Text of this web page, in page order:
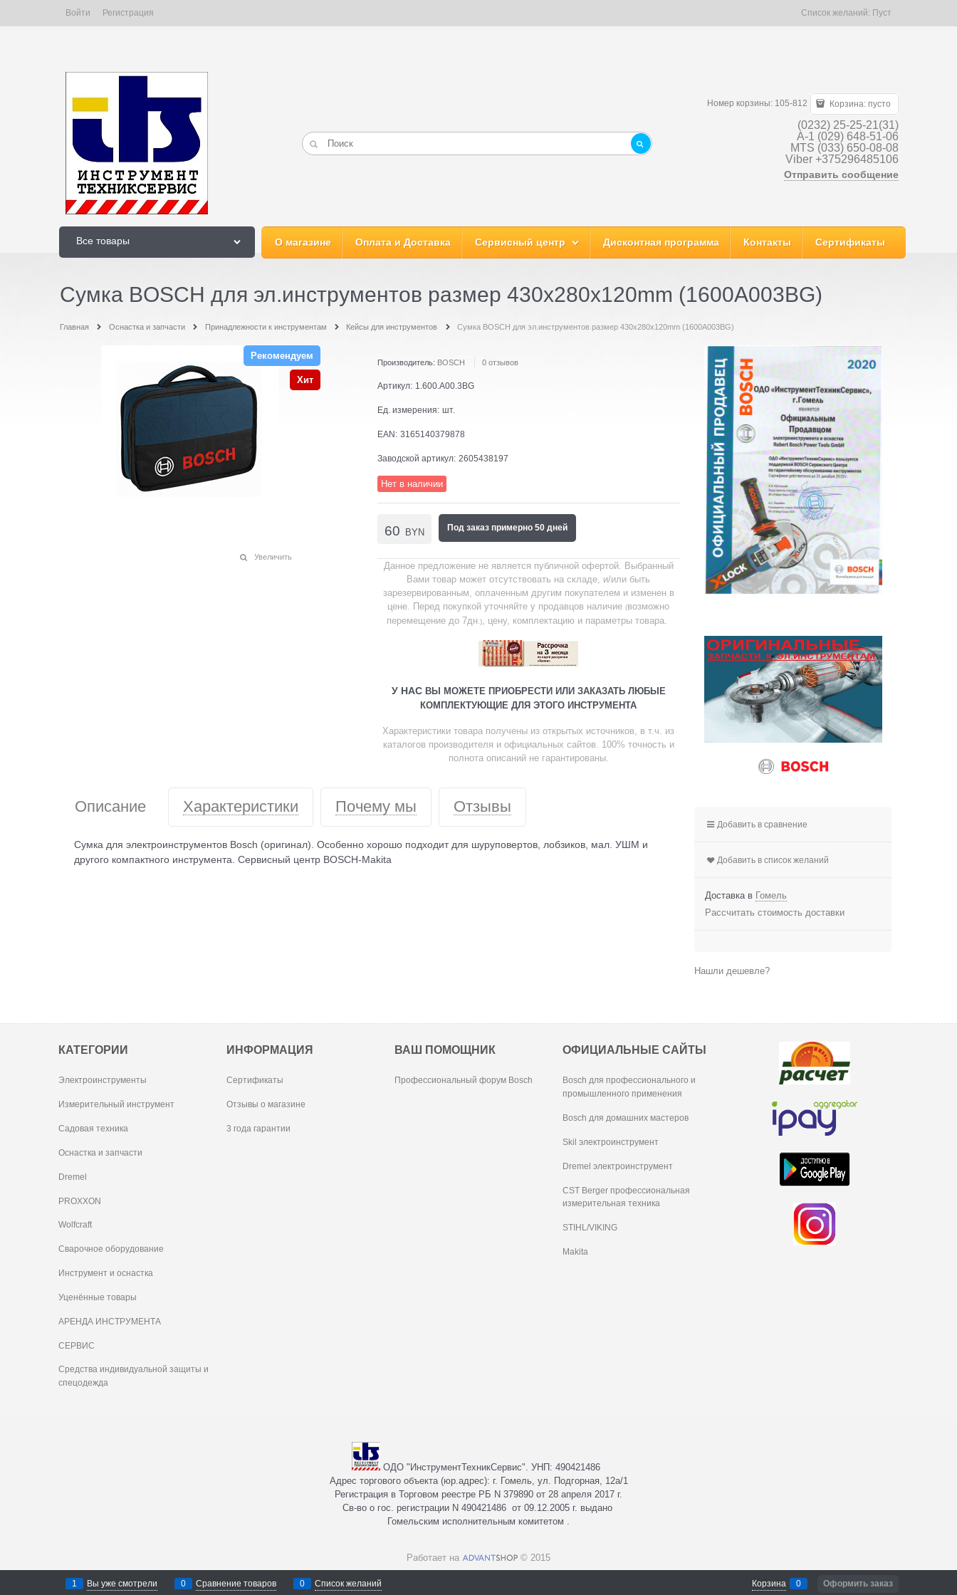
Войти Регистрация Список желаний: Пуст
Номер корзины: 105-812 Корзина: пусто
(0232) 25-25-21(31)
A-1 (029) 648-51-06
MTS (033) 650-08-08
Viber +375296485106
Отправить сообщение
Все товары О магазине Оплата и Доставка Сервисный центр Дисконтная программа Контакты Сертификаты
Сумка BOSCH для эл.инструментов размер 430х280х120mm (1600A003BG)
Главная Оснастка и запчасти Принадлежности к инструментам Кейсы для инструментов Сумка BOSCH для эл.инструментов размер 430х280х120mm (1600A003BG)
Рекомендуем
Хит
Увеличить
Производитель: BOSCH 0 отзывов
Артикул: 1.600.A00.3BG
Ед. измерения: шт.
EAN: 3165140379878
Заводской артикул: 2605438197
Нет в наличии
60 BYN Под заказ примерно 50 дней
Данное предложение не является публичной офертой. Выбранный
Вами товар может отсутствовать на складе, и/или быть
зарезервированным, оплаченным другим покупателем и изменен в
цене. Перед покупкой уточняйте у продавцов наличие(возможно
перемещение до 7дн .) , цену, комплектацию и параметры товара.
У НАС ВЫ МОЖЕТЕ ПРИОБРЕСТИ ИЛИ ЗАКАЗАТЬ ЛЮБЫЕ
КОМПЛЕКТУЮЩИЕ ДЛЯ ЭТОГО ИНСТРУМЕНТА
Характеристики товара получены из открытых источников, в т.ч. из
каталогов производителя и официальных сайтов. 100% точность и
полнота описаний не гарантированы.
Описание Характеристики Почему мы Отзывы
Сумка для электроинструментов Bosch (оригинал). Особенно хорошо подходит для шуруповертов, лобзиков, мал. УШМ и
другого компактного инструмента. Сервисный центр BOSCH-Makita
Добавить в сравнение
Добавить в список желаний
Доставка в Гомель
Рассчитать стоимость доставки
Нашли дешевле?
КАТЕГОРИИ
Электроинструменты
Измерительный инструмент
Садовая техника
Оснастка и запчасти
Dremel
PROXXON
Wolfcraft
Сварочное оборудование
Инструмент и оснастка
Уценённые товары
АРЕНДА ИНСТРУМЕНТА
СЕРВИС
Средства индивидуальной защиты и
спецодежда
ИНФОРМАЦИЯ
Сертификаты
Отзывы о магазине
3 года гарантии
ВАШ ПОМОЩНИК
Профессиональный форум Bosch
ОФИЦИАЛЬНЫЕ САЙТЫ
Bosch для профессионального и
промышленного применения
Bosch для домашних мастеров
Skil электроинструмент
Dremel электроинструмент
CST Berger профессиональная
измерительная техника
STIHL/VIKING
Makita
Работает на © 2015
ОДО "ИнструментТехникСервис". УНП: 490421486
Адрес торгового объекта (юр.адрес): г. Гомель, ул. Подгорная, 12а/1
Регистрация в Торговом реестре РБ N 379890 от 28 апреля 2017 г.
Св-во о гос. регистрации N 490421486 от 09.12.2005 г. выдано
Гомельским исполнительным комитетом .
1 Вы уже смотрели 0 Сравнение товаров 0 Список желаний Корзина 0 Оформить заказ